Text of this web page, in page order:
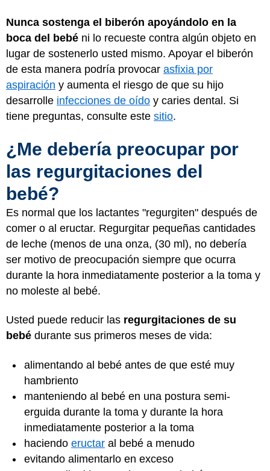
Nunca sostenga el biberón apoyándolo en la
boca del bebé ni lo recueste contra algún objeto en
lugar de sostenerlo usted mismo. Apoyar el biberón
de esta manera podría provocar asfixia por
aspiración y aumenta el riesgo de que su hijo
desarrolle infecciones de oído y caries dental. Si
tiene preguntas, consulte este sitio.
¿Me debería preocupar por
las regurgitaciones del
bebé?
Es normal que los lactantes "regurgiten" después de
comer o al eructar. Regurgitar pequeñas cantidades
de leche (menos de una onza, (30 ml), no debería
ser motivo de preocupación siempre que ocurra
durante la hora inmediatamente posterior a la toma y
no moleste al bebé.
Usted puede reducir las regurgitaciones de su
bebé durante sus primeros meses de vida:
alimentando al bebé antes de que esté muy
hambriento
manteniendo al bebé en una postura semi-
erguida durante la toma y durante la hora
inmediatamente posterior a la toma
haciendo eructar al bebé a menudo
evitando alimentarlo en exceso